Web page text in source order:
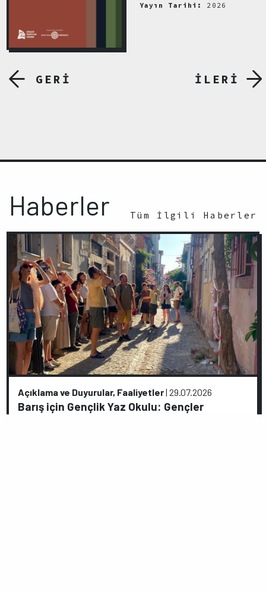
GERİ
Yayın Tarihi: 2026
İLERİ
Haberler Tüm İlgili Haberler
Açıklama ve Duyurular, Faaliyetler| 29.07.2026
Barış için Gençlik Yaz Okulu: Gençler